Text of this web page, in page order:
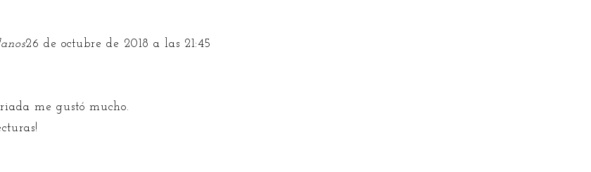
26 de octubre de 2018 a las 21:45
me gustó mucho.